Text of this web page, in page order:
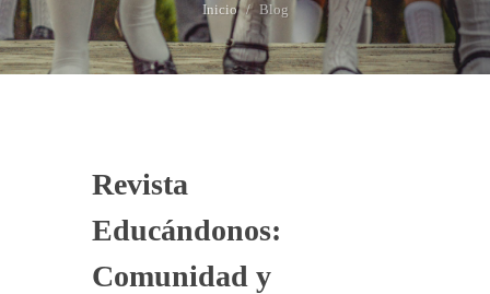
Inicio Blog
Revista
Educándonos:
Comunidad y